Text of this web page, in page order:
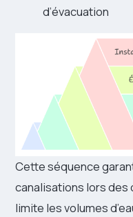
d’évacuation
Cette séquence
canalisations lors des
limite les volumes